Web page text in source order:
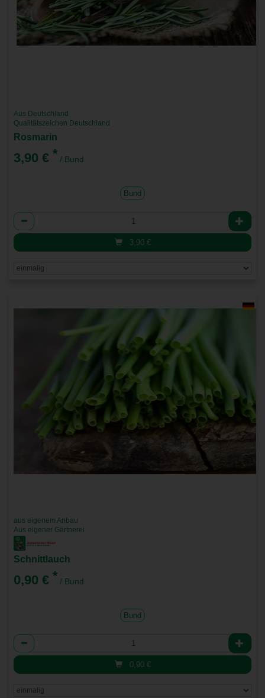
Aus Deutschland
Qualitätszeichen Deutschland
Rosmarin
3,90 € * / Bund
Bund
Anzahl
3,90 €
aus eigenem Anbau
Aus eigener Gärtnerei
Schnittlauch
0,90 € * / Bund
Bund
Anzahl
0,90 €